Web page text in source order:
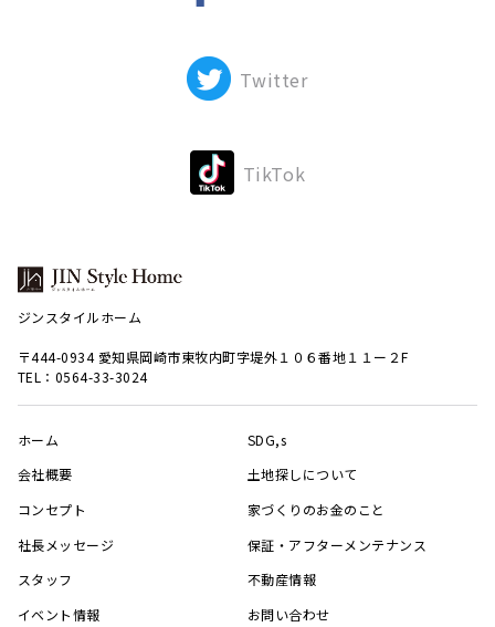
Twitter
TikTok
ジンスタイルホーム
〒444-0934 愛知県岡崎市東牧内町字堤外１０６番地１１ー２F
TEL：0564-33-3024
ホーム
会社概要
コンセプト
社長メッセージ
スタッフ
イベント情報
SDG,s
土地探しについて
家づくりのお金のこと
保証・アフターメンテナンス
不動産情報
お問い合わせ